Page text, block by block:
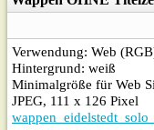
Verwendung: Web
Hintergrund: weiß
Minimalgröße für Web
JPEG, 111 x 126 Pixel